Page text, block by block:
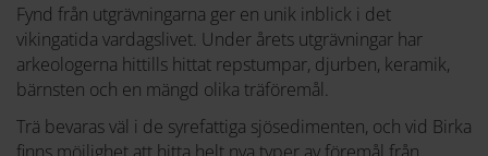
Fynd från utgrävningarna ger en unik inblick i det
vikingatida vardagslivet. Under årets utgrävningar har
arkeologerna hittills hittat repstumpar, djurben, keramik,
bärnsten och en mängd olika träföremål.
Trä bevaras väl i de syrefattiga sjösedimenten, och vid Birka